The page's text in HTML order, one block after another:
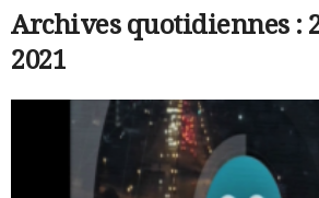
Archives quotidiennes :
2021